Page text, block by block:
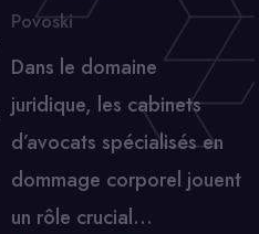
Povoski
Dans le domaine
juridique, les cabinets
d’avocats spécialisés en
dommage corporel jouent
un rôle crucial…